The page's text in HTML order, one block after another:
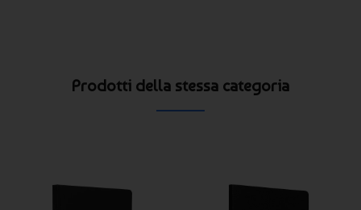
Prodotti della stessa categoria